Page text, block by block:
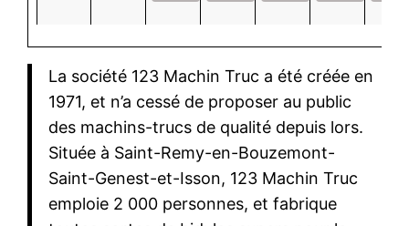
08:30 – 09:00 reserve reserve reserve reserve
09:00 – 09:30
09:30 – 10:00 reserve reserve
La société 123 Machin Truc a été créée en
1971, et n’a cessé de proposer au public
des machins-trucs de qualité depuis lors.
Située à Saint-Remy-en-Bouzemont-
Saint-Genest-et-Isson, 123 Machin Truc
emploie 2 000 personnes, et fabrique